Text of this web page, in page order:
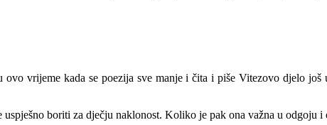
ovo vrijeme kada se poezija sve manje i čita i piše Vitezovo djelo
boriti za dječju naklonost. Koliko je pak ona važna u odgoju